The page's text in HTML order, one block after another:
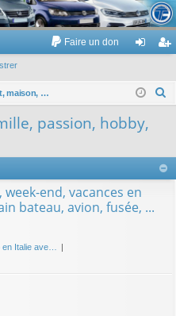
du Volkswagen Touran
Faire un don
ne nr
Equipement, maison, famille, passion, hobby, détente, ...
r
passion, hobby,
end, vacances en
bateau, avion, fusée, ...
Italie ave…